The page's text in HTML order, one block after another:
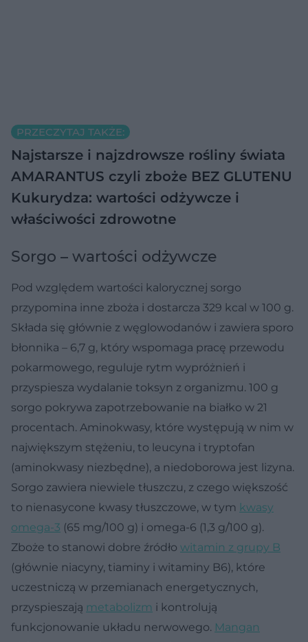
PRZECZYTAJ TAKŻE:
Najstarsze i najzdrowsze rośliny świata
AMARANTUS czyli zboże BEZ GLUTENU
Kukurydza: wartości odżywcze i
właściwości zdrowotne
Sorgo – wartości odżywcze
Pod względem wartości kalorycznej sorgo
przypomina inne zboża i dostarcza 329 kcal w 100 g.
Składa się głównie z węglowodanów i zawiera sporo
błonnika – 6,7 g, który wspomaga pracę przewodu
pokarmowego, reguluje rytm wypróżnień i
przyspiesza wydalanie toksyn z organizmu. 100 g
sorgo pokrywa zapotrzebowanie na białko w 21
procentach. Aminokwasy, które występują w nim w
największym stężeniu, to leucyna i tryptofan
(aminokwasy niezbędne), a niedoborowa jest lizyna.
Sorgo zawiera niewiele tłuszczu, z czego większość
to nienasycone kwasy tłuszczowe, w tym kwasy
omega-3 (65 mg/100 g) i omega-6 (1,3 g/100 g).
Zboże to stanowi dobre źródło witamin z grupy B
(głównie niacyny, tiaminy i witaminy B6), które
uczestniczą w przemianach energetycznych,
przyspieszają metabolizm i kontrolują
funkcjonowanie układu nerwowego. Mangan